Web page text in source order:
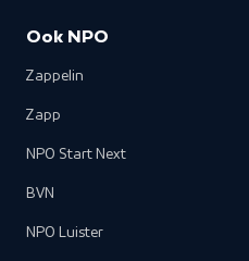
Ook NPO
Zappelin
Zapp
NPO Start Next
BVN
NPO Luister